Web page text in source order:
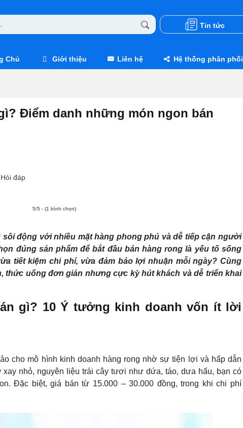
Tin tức
Chủ Giới thiệu Liên hệ Hệ thống phân phối
Điểm danh những món ngon bán
Hỏi đáp
5/5 - (1 bình chọn)
động với nhiều mặt hàng phong phú và dễ tiếp cận người
đúng sản phẩm để bắt đầu bán hàng rong là yếu tố sống
tiết kiệm chi phí, vừa đảm bảo lợi nhuận mỗi ngày? Cùng
thức uống đơn giản nhưng cực kỳ hút khách và dễ triển khai
gì? 10 Ý tưởng kinh doanh vốn ít lời
cho mô hình kinh doanh hàng rong nhờ sự tiện lợi và hấp dẫn
nhỏ, nguyên liệu trái cây tươi như dứa, táo, dưa hấu, bạn có
Đặc biệt, giá bán từ 15.000 – 30.000 đồng, trong khi chi phí